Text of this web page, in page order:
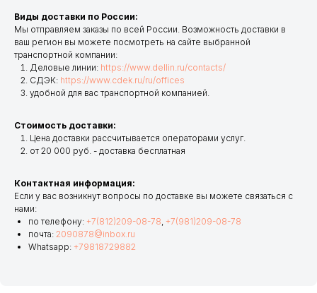
Виды доставки по России:
Мы отправляем заказы по всей России. Возможность доставки в
ваш регион вы можете посмотреть на сайте выбранной
транспортной компании:
Деловые линии: https://www.dellin.ru/contacts/
СДЭК: https://www.cdek.ru/ru/offices
удобной для вас транспортной компанией.
Стоимость доставки:
Цена доставки рассчитывается операторами услуг.
от 20 000 руб. - доставка бесплатная
Контактная информация:
Если у вас возникнут вопросы по доставке вы можете связаться с
нами:
по телефону: +7(812)209-08-78, +7(981)209-08-78
почта: 2090878@inbox.ru
Whatsapp: +79818729882